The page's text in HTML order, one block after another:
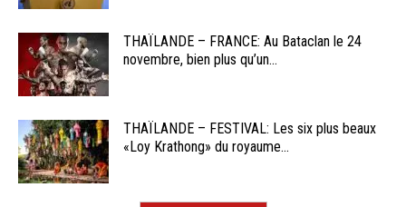
THAÏLANDE – FRANCE: Au Bataclan le 24
novembre, bien plus qu’un...
THAÏLANDE – FESTIVAL: Les six plus beaux
«Loy Krathong» du royaume...